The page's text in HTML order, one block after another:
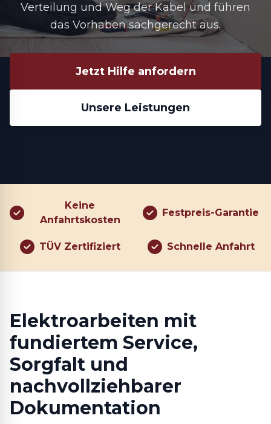
Verteilung und Weg der Kabel und führen
das Vorhaben sachgerecht aus.
Jetzt Hilfe anfordern
Unsere Leistungen
Keine
Anfahrtskosten
Festpreis-Garantie
TÜV Zertifiziert Schnelle Anfahrt
Elektroarbeiten mit
fundiertem Service,
Sorgfalt und
nachvollziehbarer
Dokumentation